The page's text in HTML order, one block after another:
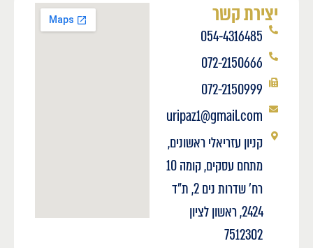
יצירת קשר
054-4316485
072-2150666
072-2150999
uripaz1@gmail.com
קניון עזריאלי ראשונים,
מתחם עסקים, קומה 10
רח' שדרות נים 2, ת"ד
2424, ראשון לציון
7512302